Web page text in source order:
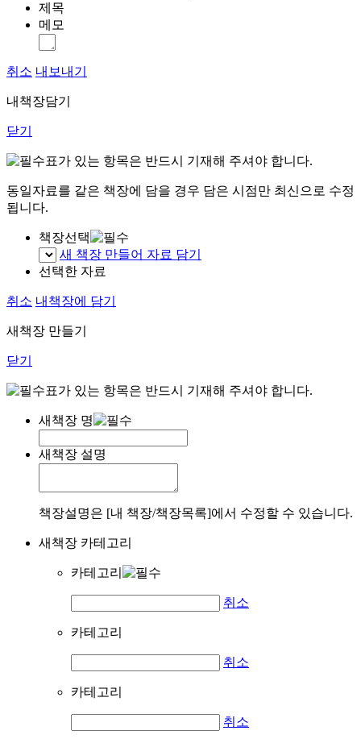
제목
메모
취소 내보내기
내책장담기
닫기
표가 있는 항목은 반드시 기재해 주셔야 합니다.
동일자료를 같은 책장에 담을 경우 담은 시점만 최신으로 수정
됩니다.
책장선택
새 책장 만들어 자료 담기
선택한 자료
취소 내책장에 담기
새책장 만들기
닫기
표가 있는 항목은 반드시 기재해 주셔야 합니다.
새책장 명
새책장 설명
책장설명은 [내 책장/책장목록]에서 수정할 수 있습니다.
새책장 카테고리
카테고리
취소
카테고리
취소
카테고리
취소